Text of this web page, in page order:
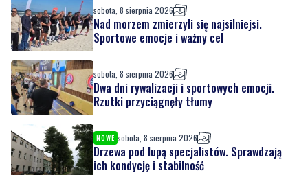
sobota, 8 sierpnia 2026
Nad morzem zmierzyli się najsilniejsi.
Sportowe emocje i ważny cel
sobota, 8 sierpnia 2026
Dwa dni rywalizacji i sportowych emocji.
Rzutki przyciągnęły tłumy
NOWE sobota, 8 sierpnia 2026
Drzewa pod lupą specjalistów. Sprawdzają
ich kondycję i stabilność